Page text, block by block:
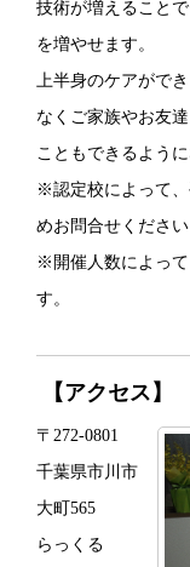
技術が増えること
を増やせます。
上半身のケアがで
なくご家族やお友
こともできるように
※認定校によって
めお問合せください
※開催人数によっ
す。
【アクセス】
〒272-0801
千葉県市川市
大町565
らっくる